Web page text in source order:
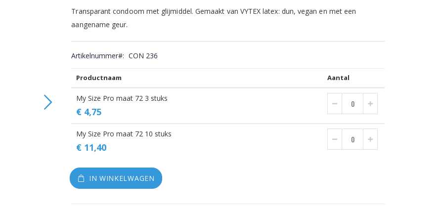
afbeeldingen-
Transparant condoom met glijmiddel. Gemaakt van VYTEX latex: dun, vegan en met een
aangename geur.
Artikelnummer CON 236
productitems
Productnaam Aantal
My Size Pro maat 72 3 stuks
€ 4,75
My Size Pro maat 72 10 stuks
€ 11,40
IN WINKELWAGEN